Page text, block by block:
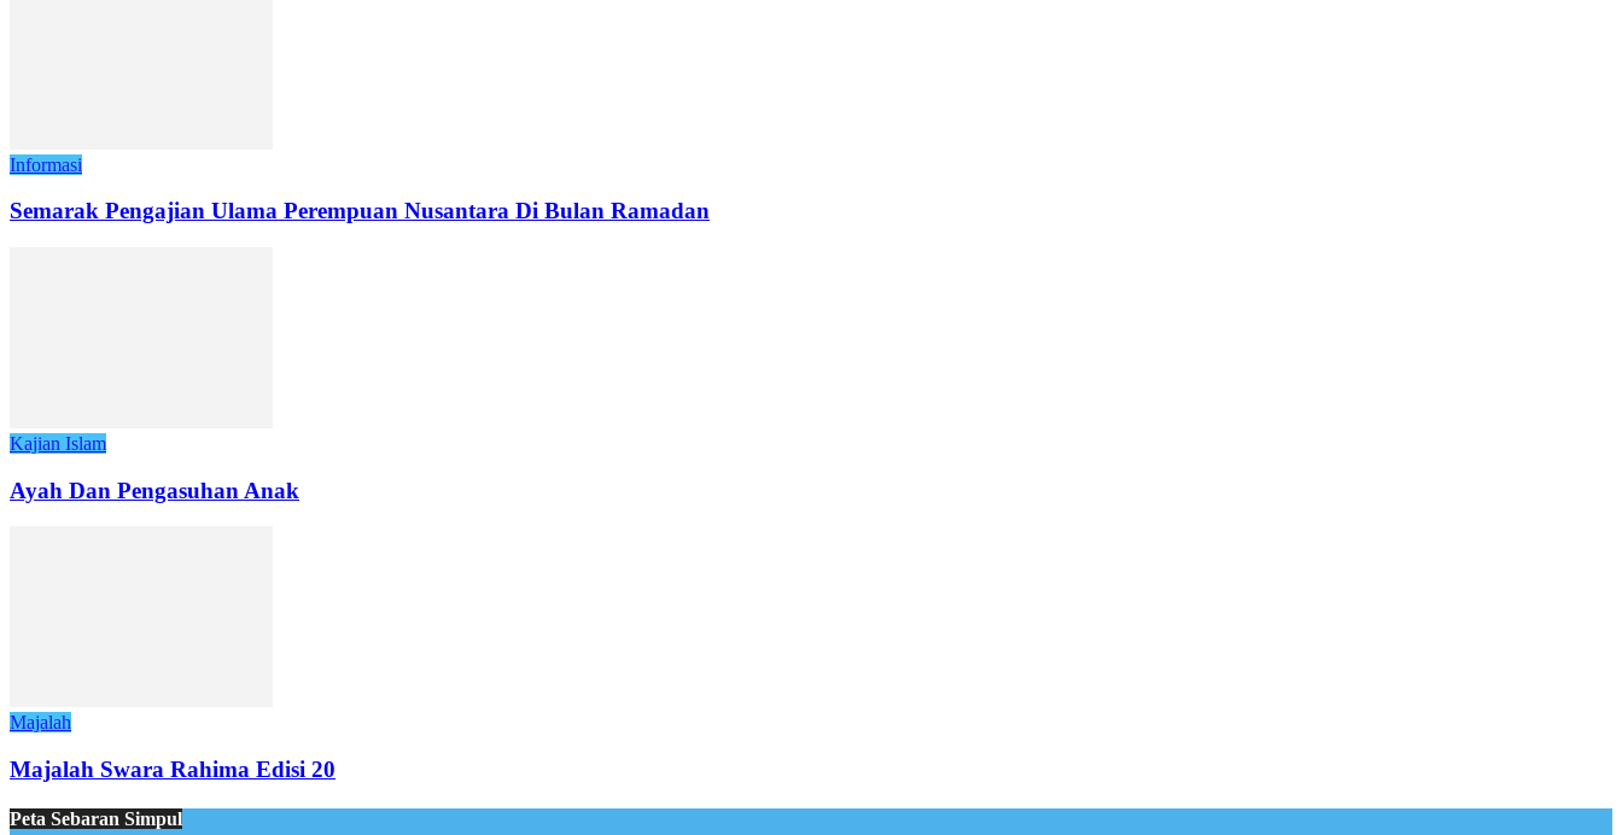
Informasi
Semarak Pengajian Ulama Perempuan Nusantara Di Bulan Ramadan
Kajian Islam
Ayah Dan Pengasuhan Anak
Majalah
Majalah Swara Rahima Edisi 20
Peta Sebaran Simpul